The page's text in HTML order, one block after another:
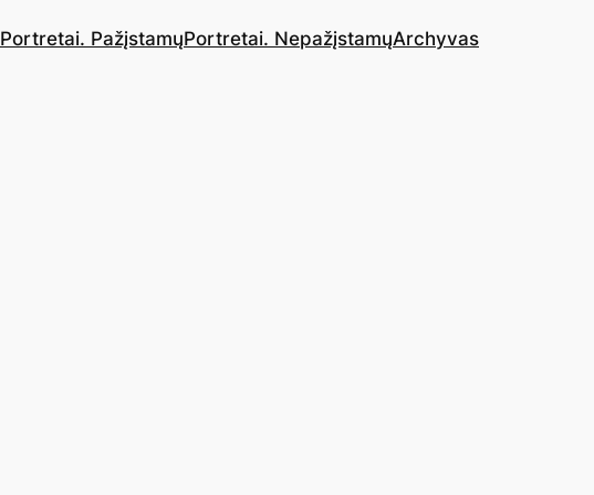
Portretai. PažįstamųPortretai. NepažįstamųArchyvas